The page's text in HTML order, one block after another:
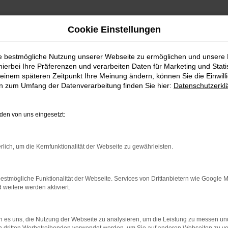
i20 Tageszulassung Angebote mit Lieferservice nach Bruchsal
i20
nach
unterwegs in Bruchsal
Bei einer Hyundai i20 Tageszulassung handelt es sich um
passenden Fahrzeug ist, steigt mit einer Hyundai i20
Zulassung des angebotenen Modells, die in Bruchsal
denn schließlich existiert offiziell ein
noch nicht gefahren wurde.
Cookie Einstellungen
bestmögliche Nutzung unserer Webseite zu ermöglichen und unsere
Ihre Präferenzen und verarbeiten Daten für Marketing und
späteren Zeitpunkt Ihre Meinung ändern, können Sie die
zum Umfang der Datenverarbeitung finden Sie hier:
von uns eingesetzt:
um die Kernfunktionalität der Webseite zu gewährleisten.
Funktionalität der Webseite. Services von Drittanbietern wie Google
weitere werden aktiviert.
es uns, die Nutzung der Webseite zu analysieren, um die Leistung zu messen